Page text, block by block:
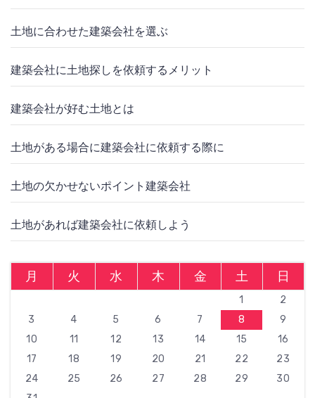
土地に合わせた建築会社を選ぶ
建築会社に土地探しを依頼するメリット
建築会社が好む土地とは
土地がある場合に建築会社に依頼する際に
土地の欠かせないポイント建築会社
土地があれば建築会社に依頼しよう
月 火 水 木 金 土 日
1
2
3
4 5 6 7 8
9
10
11 12 13 14 15
16
17
18 19 20 21 22
23
24
25 26 27 28 29
30